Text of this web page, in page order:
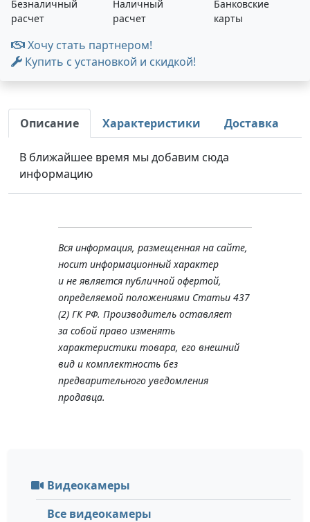
Безналичный
расчет
Наличный
расчет
Банковские
карты
Хочу стать партнером!
Купить с установкой и скидкой!
Описание Характеристики Доставка
В ближайшее время мы добавим сюда
информацию
Вся информация, размещенная на сайте,
носит информационный характер
и не является публичной офертой,
определяемой положениями Статьи 437
(2) ГК РФ. Производитель оставляет
за собой право изменять
характеристики товара, его внешний
вид и комплектность без
предварительного уведомления
продавца.
Видеокамеры
Все видеокамеры